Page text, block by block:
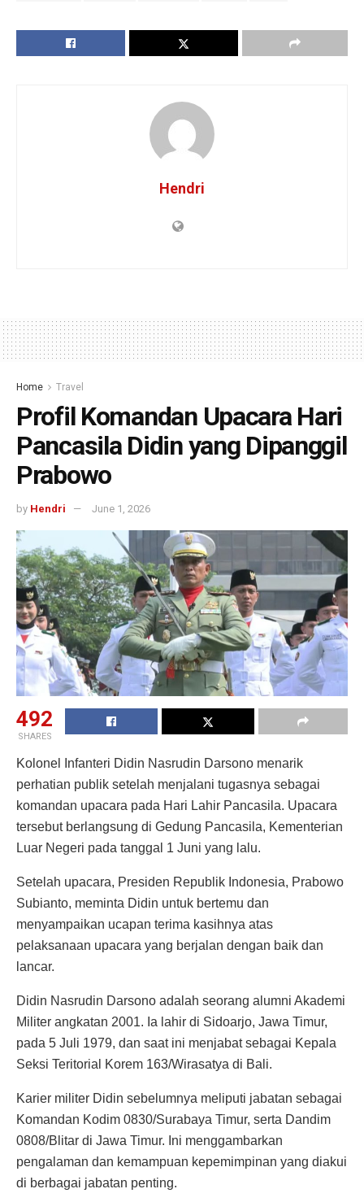
Hendri
Home Travel
Profil Komandan Upacara Hari
Pancasila Didin yang Dipanggil
Prabowo
by Hendri June 1, 2026
492
SHARES
Kolonel Infanteri Didin Nasrudin Darsono menarik
perhatian publik setelah menjalani tugasnya sebagai
komandan upacara pada Hari Lahir Pancasila. Upacara
tersebut berlangsung di Gedung Pancasila, Kementerian
Luar Negeri pada tanggal 1 Juni yang lalu.
Setelah upacara, Presiden Republik Indonesia, Prabowo
Subianto, meminta Didin untuk bertemu dan
menyampaikan ucapan terima kasihnya atas
pelaksanaan upacara yang berjalan dengan baik dan
lancar.
Didin Nasrudin Darsono adalah seorang alumni Akademi
Militer angkatan 2001. Ia lahir di Sidoarjo, Jawa Timur,
pada 5 Juli 1979, dan saat ini menjabat sebagai Kepala
Seksi Teritorial Korem 163/Wirasatya di Bali.
Karier militer Didin sebelumnya meliputi jabatan sebagai
Komandan Kodim 0830/Surabaya Timur, serta Dandim
0808/Blitar di Jawa Timur. Ini menggambarkan
pengalaman dan kemampuan kepemimpinan yang diakui
di berbagai jabatan penting.